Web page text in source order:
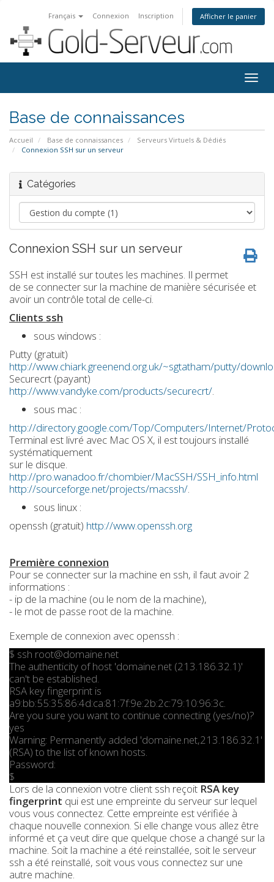
Français Connexion Inscription Afficher le panier
Base de connaissances
Accueil Base de connaissances
Serveurs Virtuels & Dédiés
Connexion SSH sur un serveur
Catégories
Connexion SSH sur un serveur
SSH est installé sur toutes les machines. Il permet
de se connecter sur la machine de manière sécurisée et
avoir un contrôle total de celle-ci.
Clients ssh
sous windows :
Putty (gratuit)
http://www.chiark.greenend.org.uk/~sgtatham/putty/
Securecrt (payant)
http://www.vandyke.com/products/securecrt/.
sous mac :
http://directory.google.com/Top/Computers/Internet/
Terminal est livré avec Mac OS X, il est toujours installé
systématiquement
sur le disque.
http://pro.wanadoo.fr/chombier/MacSSH/SSH_info.html
http://sourceforge.net/projects/macssh/.
sous linux :
openssh (gratuit) http://www.openssh.org
Première connexion
Pour se connecter sur la machine en ssh, il faut avoir 2
informations :
- ip de la machine (ou le nom de la machine),
- le mot de passe root de la machine.
Exemple de connexion avec openssh :
$ ssh root@domaine.net
The authenticity of host 'domaine.net (213.186.32.1)'
can't be established.
RSA key fingerprint is
a9:bb:55:35:86:4d:ca:81:7f:9e:2b:2c:79:10:96:3c.
Are you sure you want to continue connecting (yes/no)?
yes
Warning: Permanently added 'domaine.net,213.186.32.1'
(RSA) to the list of known hosts.
Password:
$
Lors de la connexion votre client ssh reçoit RSA key
fingerprint qui est une empreinte du serveur sur lequel
vous vous connectez. Cette empreinte est vérifiée à
chaque nouvelle connexion. Si elle change vous allez être
informé et ça veut dire que quelque chose a changé sur la
machine. Soit la machine a été reinstallée, soit le serveur
ssh a été reinstallé, soit vous vous connectez sur une
autre machine.